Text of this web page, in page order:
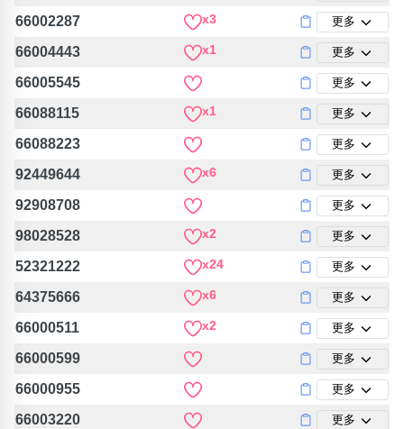
66002287 x3 更多
66004443 x1 更多
66005545 更多
66088115 x1 更多
66088223 更多
92449644 x6 更多
92908708 更多
98028528 x2 更多
52321222 x24 更多
64375666 x6 更多
66000511 x2 更多
66000599 更多
66000955 更多
66003220 更多